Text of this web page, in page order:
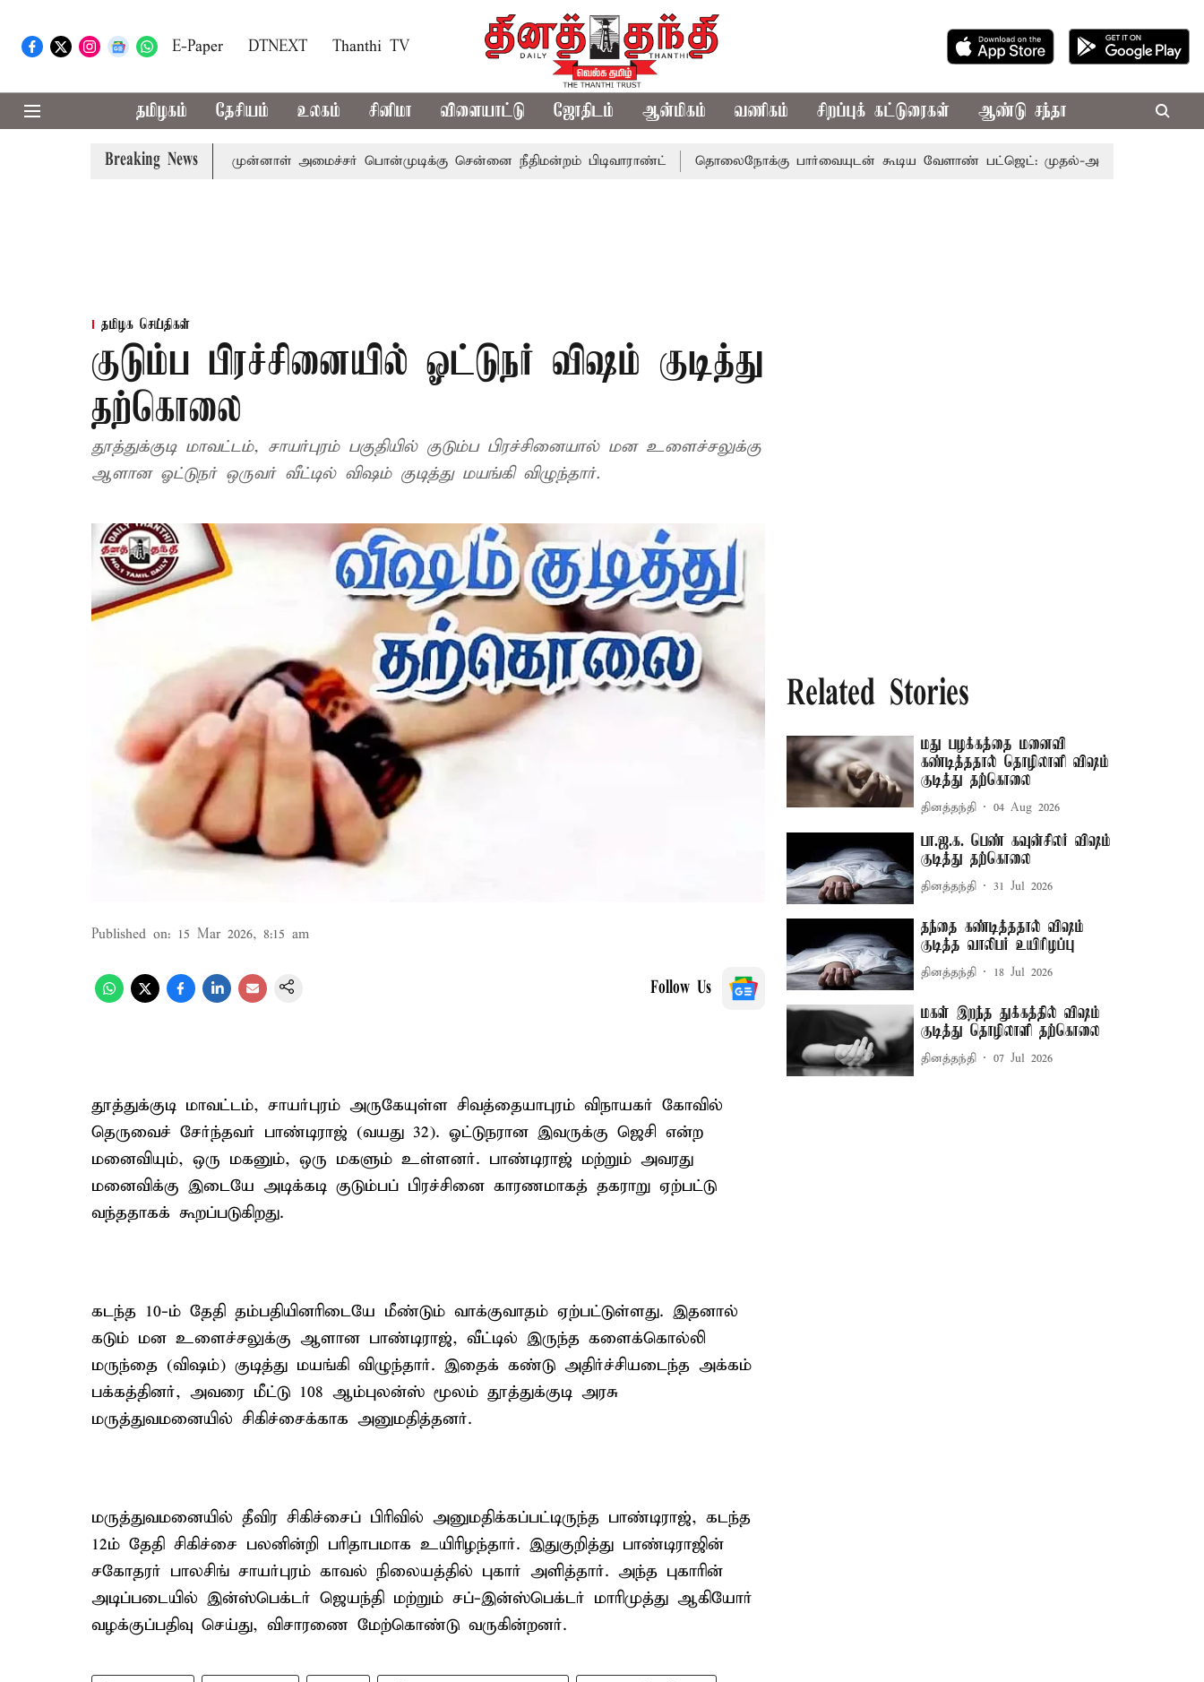
E-Paper DTNEXT Thanthi TV
தமிழகம் தேசியம் உலகம் சினிமா விளையாட்டு ஜோதிடம் ஆன்மிகம் வணிகம் சிறப்புக் கட்டுரைகள் ஆண்டு சந்தா
Breaking News
விஜய் அழைப்பு முன்னாள் அமைச்சர் பொன்முடிக்கு சென்னை நீதிமன்றம் பிடிவாராண்ட் தொலைநோக்கு பார்வையுடன் கூடிய வேளாண் பட்ஜெட்: முதல்-அமைச்சர் விஜய்
தமிழக செய்திகள்
குடும்ப பிரச்சினையில் ஓட்டுநர் விஷம் குடித்து
தற்கொலை
தூத்துக்குடி மாவட்டம், சாயர்புரம் பகுதியில் குடும்ப பிரச்சினையால் மன உளைச்சலுக்கு
ஆளான ஓட்டுநர் ஒருவர் வீட்டில் விஷம் குடித்து மயங்கி விழுந்தார்.
Published on: 15 Mar 2026, 8:15 am
Follow Us
தூத்துக்குடி மாவட்டம், சாயர்புரம் அருகேயுள்ள சிவத்தையாபுரம் விநாயகர் கோவில்
தெருவைச் சேர்ந்தவர் பாண்டிராஜ் (வயது 32). ஓட்டுநரான இவருக்கு ஜெசி என்ற
மனைவியும், ஒரு மகனும், ஒரு மகளும் உள்ளனர். பாண்டிராஜ் மற்றும் அவரது
மனைவிக்கு இடையே அடிக்கடி குடும்பப் பிரச்சினை காரணமாகத் தகராறு ஏற்பட்டு
வந்ததாகக் கூறப்படுகிறது.
கடந்த 10-ம் தேதி தம்பதியினரிடையே மீண்டும் வாக்குவாதம் ஏற்பட்டுள்ளது. இதனால்
கடும் மன உளைச்சலுக்கு ஆளான பாண்டிராஜ், வீட்டில் இருந்த களைக்கொல்லி
மருந்தை (விஷம்) குடித்து மயங்கி விழுந்தார். இதைக் கண்டு அதிர்ச்சியடைந்த அக்கம்
பக்கத்தினர், அவரை மீட்டு 108 ஆம்புலன்ஸ் மூலம் தூத்துக்குடி அரசு
மருத்துவமனையில் சிகிச்சைக்காக அனுமதித்தனர்.
மருத்துவமனையில் தீவிர சிகிச்சைப் பிரிவில் அனுமதிக்கப்பட்டிருந்த பாண்டிராஜ், கடந்த
12ம் தேதி சிகிச்சை பலனின்றி பரிதாபமாக உயிரிழந்தார். இதுகுறித்து பாண்டிராஜின்
சகோதரர் பாலசிங் சாயர்புரம் காவல் நிலையத்தில் புகார் அளித்தார். அந்த புகாரின்
அடிப்படையில் இன்ஸ்பெக்டர் ஜெயந்தி மற்றும் சப்-இன்ஸ்பெக்டர் மாரிமுத்து ஆகியோர்
வழக்குப்பதிவு செய்து, விசாரணை மேற்கொண்டு வருகின்றனர்.
Related Stories
மது பழக்கத்தை மனைவி
கண்டித்ததால் தொழிலாளி விஷம்
குடித்து தற்கொலை
தினத்தந்தி 04 Aug 2026
பா.ஜ.க. பெண் கவுன்சிலர் விஷம்
குடித்து தற்கொலை
தினத்தந்தி 31 Jul 2026
தந்தை கண்டித்ததால் விஷம்
குடித்த வாலிபர் உயிரிழப்பு
தினத்தந்தி 18 Jul 2026
மகள் இறந்த துக்கத்தில் விஷம்
குடித்து தொழிலாளி தற்கொலை
தினத்தந்தி 07 Jul 2026